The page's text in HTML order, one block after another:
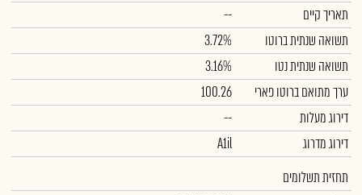
תאריך קיים
--
תשואה שנתית ברוטו
3.72%
תשואה שנתית נטו
3.16%
ערך מתואם ברוטו פארי
100.26
דירוג מעלות
--
דירוג מדרוג
A1il
תחזית תשלומים